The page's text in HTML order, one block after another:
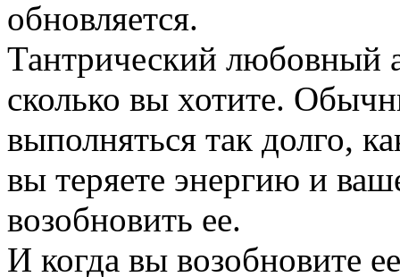
обновляется.
Тантрический любовный
сколько вы хотите.
выполняться так долго,
вы теряете энергию и
возобновить ее.
И когда вы возобновите